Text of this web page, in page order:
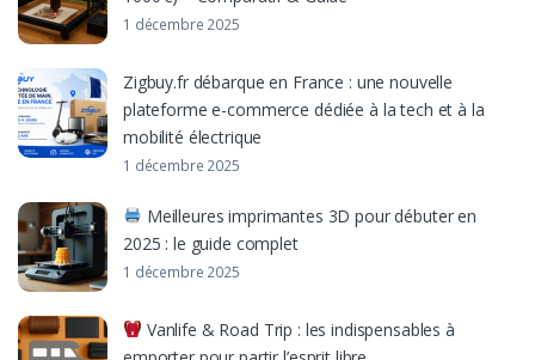
1 décembre 2025
Zigbuy.fr débarque en France : une nouvelle
plateforme e-commerce dédiée à la tech et à la
mobilité électrique
1 décembre 2025
Meilleures imprimantes 3D pour débuter en
2025 : le guide complet
1 décembre 2025
Vanlife & Road Trip : les indispensables à